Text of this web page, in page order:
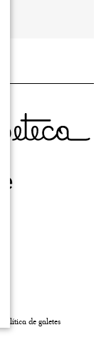
Política de galetes